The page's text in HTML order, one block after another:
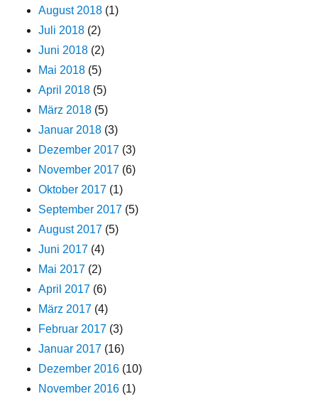
August 2018 (1)
Juli 2018 (2)
Juni 2018 (2)
Mai 2018 (5)
April 2018 (5)
März 2018 (5)
Januar 2018 (3)
Dezember 2017 (3)
November 2017 (6)
Oktober 2017 (1)
September 2017 (5)
August 2017 (5)
Juni 2017 (4)
Mai 2017 (2)
April 2017 (6)
März 2017 (4)
Februar 2017 (3)
Januar 2017 (16)
Dezember 2016 (10)
November 2016 (1)